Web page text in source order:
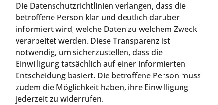
Die Datenschutzrichtlinien verlangen, dass die
betroffene Person klar und deutlich darüber
informiert wird, welche Daten zu welchem Zweck
verarbeitet werden. Diese Transparenz ist
notwendig, um sicherzustellen, dass die
Einwilligung tatsächlich auf einer informierten
Entscheidung basiert. Die betroffene Person muss
zudem die Möglichkeit haben, ihre Einwilligung
jederzeit zu widerrufen.